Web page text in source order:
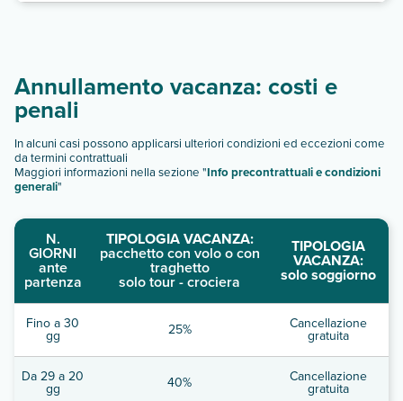
Annullamento vacanza: costi e
penali
In alcuni casi possono applicarsi ulteriori condizioni ed eccezioni come
da termini contrattuali
Maggiori informazioni nella sezione "Info precontrattuali e condizioni
generali"
N.
GIORNI
ante
partenza
TIPOLOGIA VACANZA:
pacchetto con volo o con
traghetto
solo tour - crociera
TIPOLOGIA
VACANZA:
solo soggiorno
Fino a 30
gg 25% Cancellazione
gratuita
Da 29 a 20
gg 40% Cancellazione
gratuita